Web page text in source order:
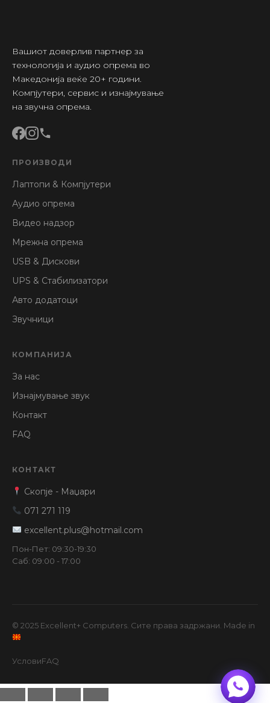
Вашиот доверлив партнер за
технологија и аудио опрема во
Македонија веќе 20+ години.
Компјутери, сервис и изнајмување
на звучна опрема.
ПРОИЗВОДИ
Лаптопи & Компјутери
Аудио опрема
Видео надзор
Мрежна опрема
USB & Дискови
UPS & Стабилизатори
Авто додатоци
Звучници
КОМПАНИЈА
За нас
Изнајмување звук
Контакт
FAQ
КОНТАКТ
Скопје - Маџари
071 271 119
excellent.plus@hotmail.com
Пон-Пет: 09:30-19:30
Саб: 09:00 - 17:00
© 2025 Excellent+ Computers. Сите права задржани. Made in
УсловиFAQ